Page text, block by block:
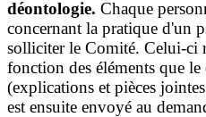
déontologie. Chaque
concernant la pratique d'un
solliciter le Comité. Celui-ci
fonction des éléments que
(explications et pièces
est ensuite envoyé au